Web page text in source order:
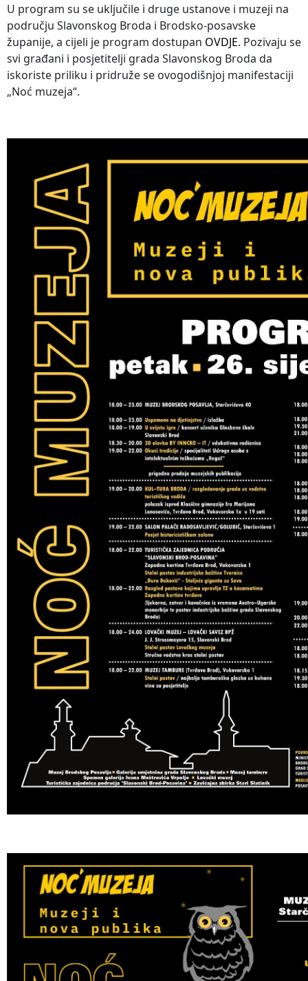
U program su se uključile i druge ustanove i muzeji na
području Slavonskog Broda i Brodsko-posavske
županije, a cijeli je program dostupan OVDJE. Pozivaju se
svi građani i posjetitelji grada Slavonskog Broda da
iskoriste priliku i pridruže se ovogodišnjoj manifestaciji
„Noć muzeja“.